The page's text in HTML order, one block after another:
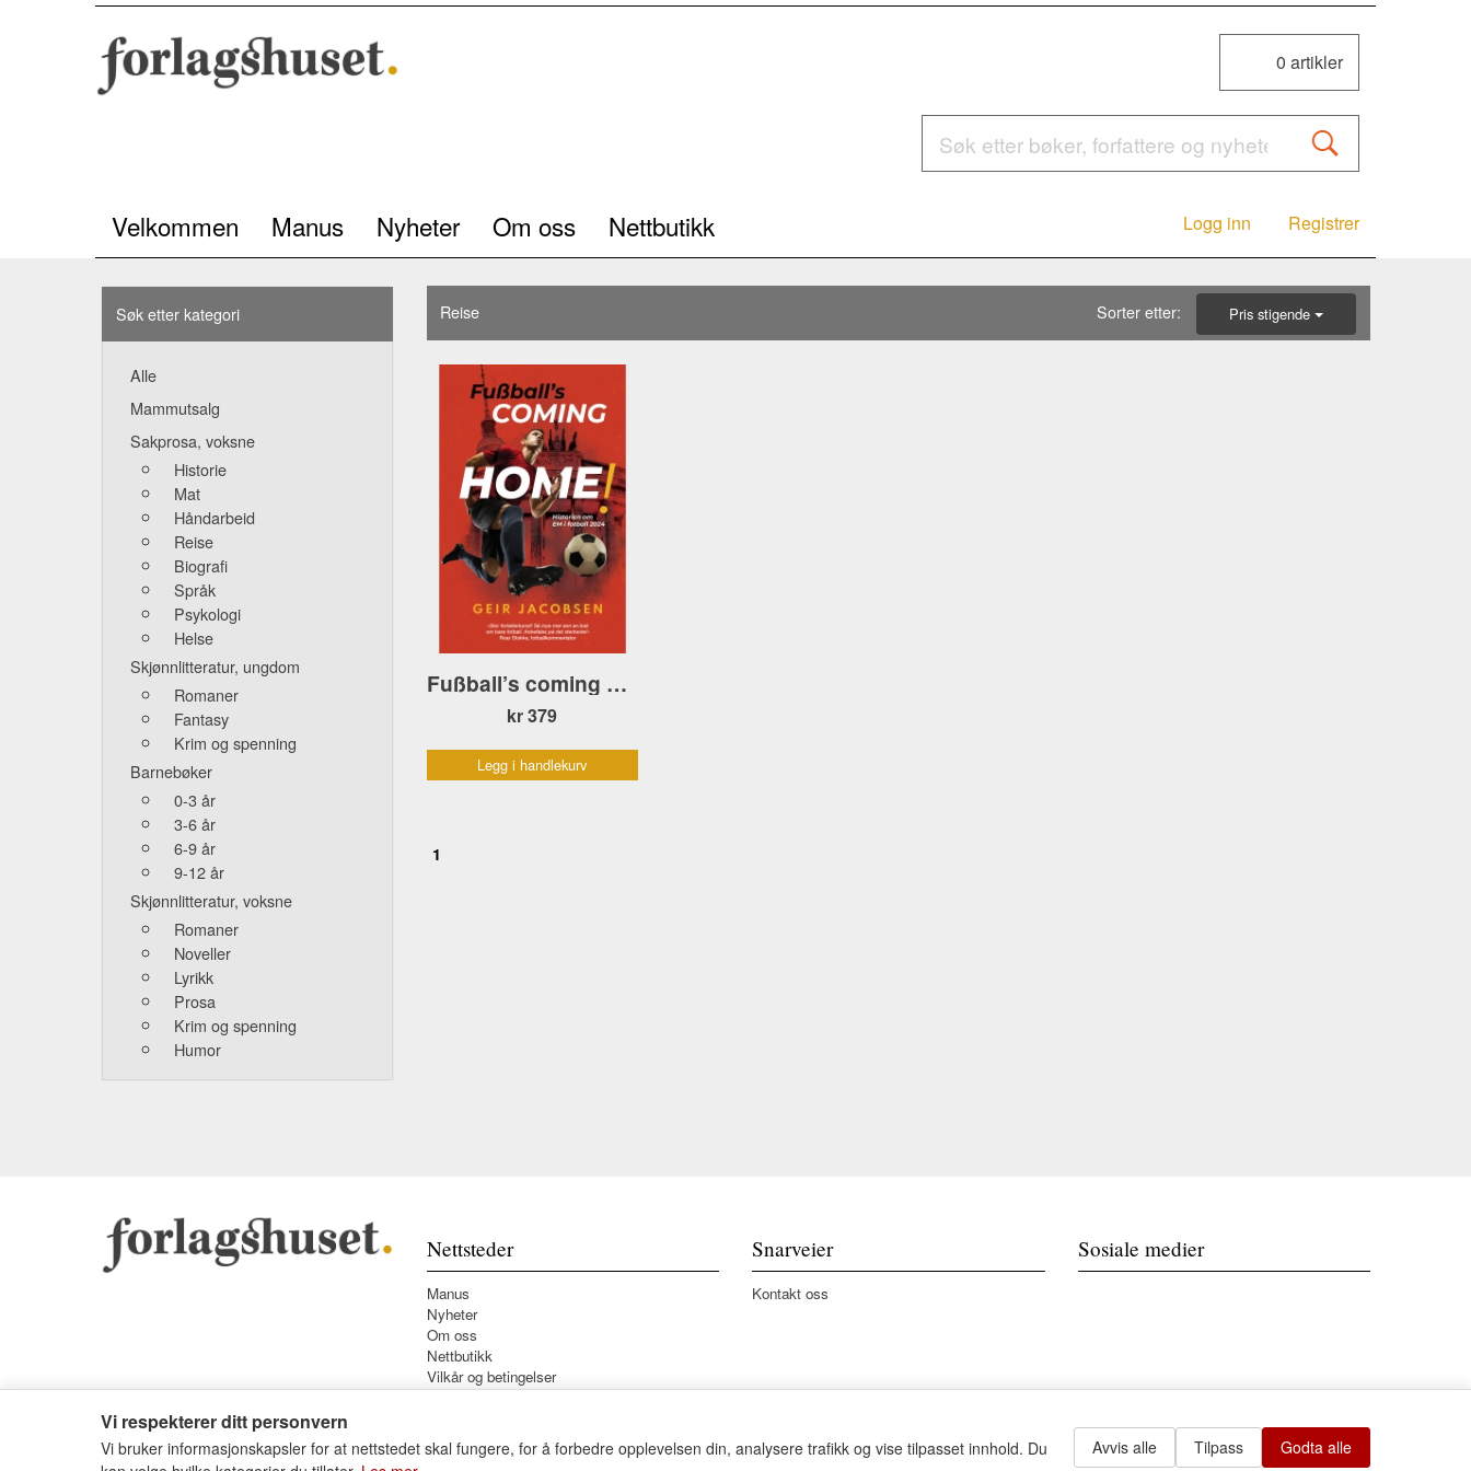
0 artikler
Velkommen Manus Nyheter Om oss Nettbutikk Logg inn Registrer
Søk etter kategori
Alle
Mammutsalg
Sakprosa, voksne
Historie
Mat
Håndarbeid
Reise
Biografi
Språk
Psykologi
Helse
Skjønnlitteratur, ungdom
Romaner
Fantasy
Krim og spenning
Barnebøker
0-3 år
3-6 år
6-9 år
9-12 år
Skjønnlitteratur, voksne
Romaner
Noveller
Lyrikk
Prosa
Krim og spenning
Humor
Reise Sorter etter: Pris stigende
Fußball’s coming home! Historien om EM i fotball 2024
kr 379
Legg i handlekurv
1
Nettsteder
Manus
Nyheter
Om oss
Nettbutikk
Vilkår og betingelser
Snarveier
Kontakt oss
Sosiale medier
Vi respekterer ditt personvern
Vi bruker informasjonskapsler for at nettstedet skal fungere, for å forbedre opplevelsen din, analysere trafikk og vise tilpasset innhold. Du
Avvis alle Tilpass Godta alle